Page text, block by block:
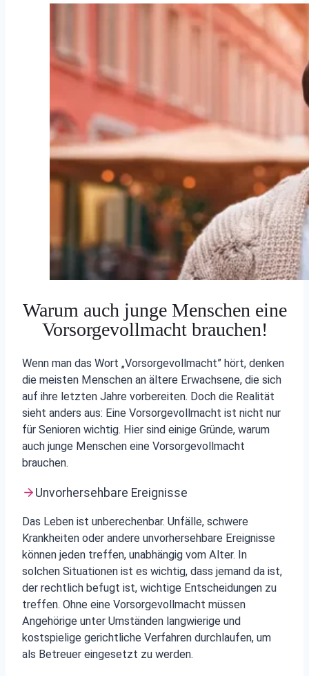
Warum auch junge Menschen eine
Vorsorgevollmacht brauchen!
Wenn man das Wort „Vorsorgevollmacht” hört, denken
die meisten Menschen an ältere Erwachsene, die sich
auf ihre letzten Jahre vorbereiten. Doch die Realität
sieht anders aus: Eine Vorsorgevollmacht ist nicht nur
für Senioren wichtig. Hier sind einige Gründe, warum
auch junge Menschen eine Vorsorgevollmacht
brauchen.
Unvorhersehbare Ereignisse
Das Leben ist unberechenbar. Unfälle, schwere
Krankheiten oder andere unvorhersehbare Ereignisse
können jeden treffen, unabhängig vom Alter. In
solchen Situationen ist es wichtig, dass jemand da ist,
der rechtlich befugt ist, wichtige Entscheidungen zu
treffen. Ohne eine Vorsorgevollmacht müssen
Angehörige unter Umständen langwierige und
kostspielige gerichtliche Verfahren durchlaufen, um
als Betreuer eingesetzt zu werden.